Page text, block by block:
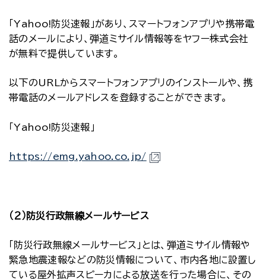
「Yahoo!防災速報」があり、スマートフォンアプリや携帯電
話のメールにより、弾道ミサイル情報等をヤフー株式会社
が無料で提供しています。
以下のURLからスマートフォンアプリのインストールや、携
帯電話のメールアドレスを登録することができます。
「Yahoo!防災速報」
https://emg.yahoo.co.jp/
（２）防災行政無線メールサービス
「防災行政無線メールサービス」とは、弾道ミサイル情報や
緊急地震速報などの防災情報について、市内各地に設置し
ている屋外拡声スピーカによる放送を行った場合に、その